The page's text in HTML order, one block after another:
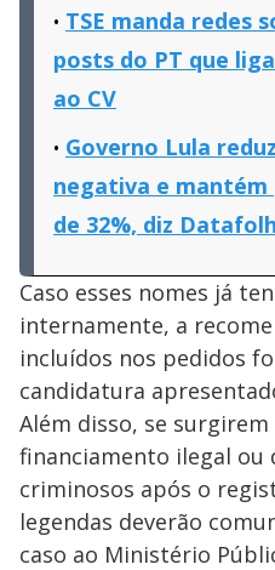
TSE manda redes
posts do PT que
ao CV
Governo Lula
negativa e
de 32%, diz
Caso esses nomes já
internamente, a
incluídos nos pedidos
candidatura
Além disso, se
financiamento ilegal ou
criminosos após o
legendas deverão
caso ao Ministério